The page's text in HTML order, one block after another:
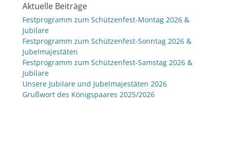
Aktuelle Beiträge
Festprogramm zum Schützenfest-Montag 2026 &
Jubilare
Festprogramm zum Schützenfest-Sonntag 2026 &
Jubelmajestäten
Festprogramm zum Schützenfest-Samstag 2026 &
Jubilare
Unsere Jubilare und Jubelmajestäten 2026
Grußwort des Königspaares 2025/2026